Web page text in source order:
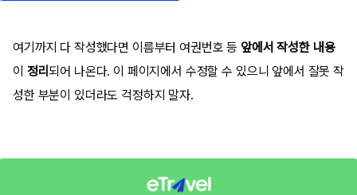
여기까지 다 작성했다면 이름부터 여권번호 등 앞에서 작성한 내용
이 정리되어 나온다. 이 페이지에서 수정할 수 있으니 앞에서 잘못 작
성한 부분이 있더라도 걱정하지 말자.